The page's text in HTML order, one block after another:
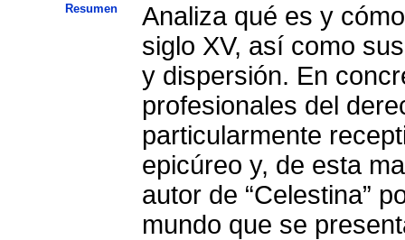
Resumen
Analiza qué es y
siglo XV, así como
y dispersión. En
profesionales del
particularmente
epicúreo y, de esta
autor de “Celestina”
mundo que se